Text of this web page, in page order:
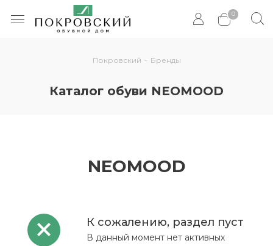
0
Покровский - Бренды
Каталог обуви NEOMOOD
NEOMOOD
К сожалению, раздел пуст
В данный момент нет активных